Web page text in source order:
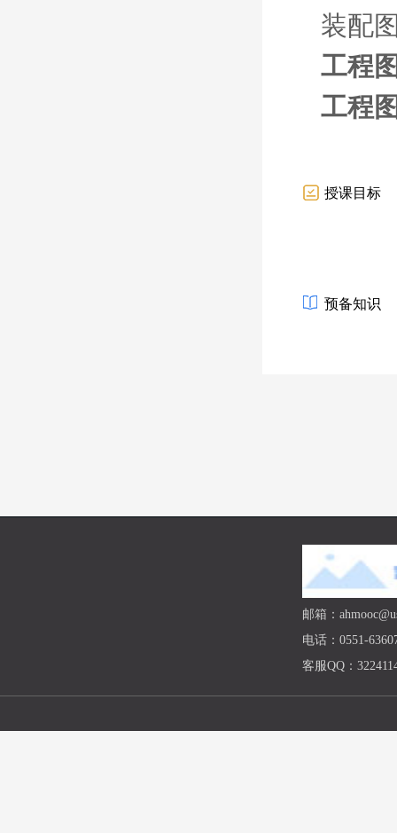
装配
工程
工程
授课目标
预备知识
邮箱：
电话：0551-
客服QQ：